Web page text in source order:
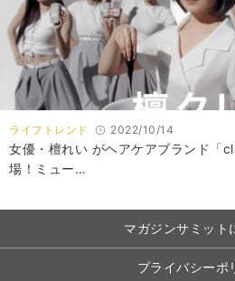
ライフトレンド 2022/10/14
女優・檀れい がヘアケアブランド「
場！ミュー…
マガジンサミット
プライバシーポ